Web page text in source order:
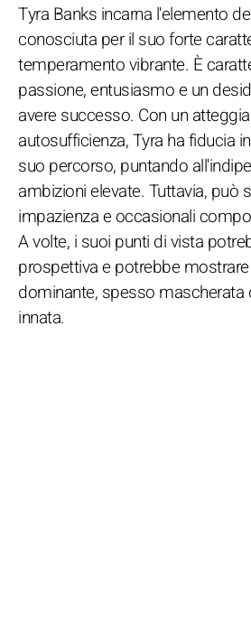
Tyra Banks incarna l'elemento
conosciuta per il suo forte
temperamento vibrante. È
passione, entusiasmo e un
avere successo. Con un
autosufficienza, Tyra ha fiducia
suo percorso, puntando
ambizioni elevate. Tuttavia, può
impazienza e occasionali
A volte, i suoi punti di vista
prospettiva e potrebbe
dominante, spesso mascherata
innata.